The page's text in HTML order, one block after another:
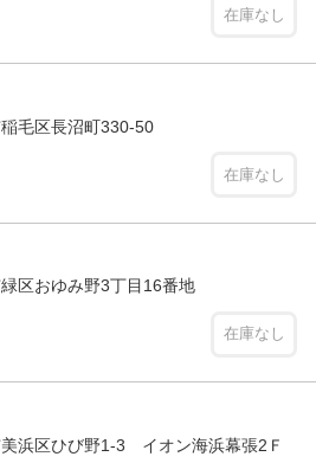
在庫なし
毛区長沼町330-50
在庫なし
区おゆみ野3丁目16番地
在庫なし
浜区ひび野1-3 イオン海浜幕張2Ｆ